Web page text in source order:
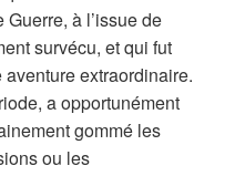
à l’issue de
survécu, et qui fut
extraordinaire.
a opportunément
gommé les
ou les